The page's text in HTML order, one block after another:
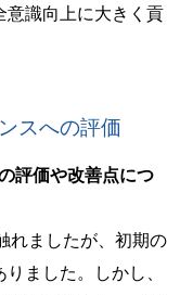
意識向上に大きく貢
スへの評価
評価や改善点につ
れましたが、初期の
ました。しかし、